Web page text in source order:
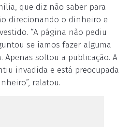
que diz não saber para
direcionando o dinheiro e
“A página não pediu
se íamos fazer alguma
Apenas soltou a publicação. A
invadida e está preocupada
relatou.